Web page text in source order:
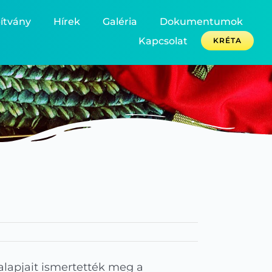
Hírek Galéria
Dokumentumok
Kapcsolat
KRÉTA
ismertették meg a